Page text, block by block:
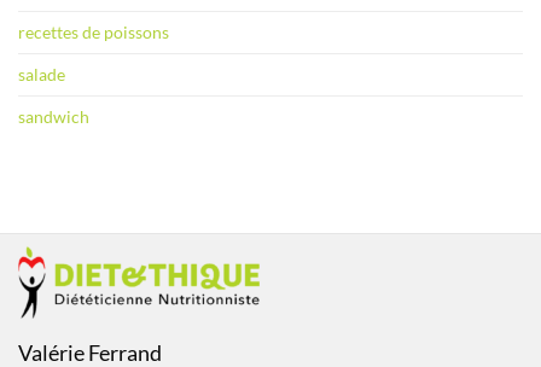
recettes de poissons
salade
sandwich
Valérie Ferrand